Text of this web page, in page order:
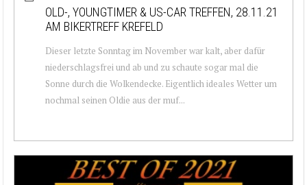
OLD-, YOUNGTIMER & US-CAR TREFFEN, 28.11.21
AM BIKERTREFF KREFELD
Dieser letzte Sonntag im November war kalt, aber dafür
niederschlagsfrei und ab und zu schaute sogar mal die
Sonne durch die Wolkendecke. Eigentlich ideales Wetter um
nochmal seinen Oldie aus der muf...